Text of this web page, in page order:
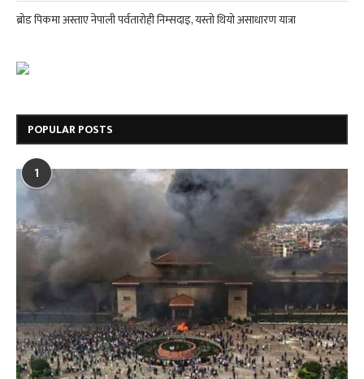
ब्रोड पिकमा अस्ताए नेपाली पर्वतारोही निम्सदाइ, यस्तो थियो असाधारण यात्रा
POPULAR POSTS
1